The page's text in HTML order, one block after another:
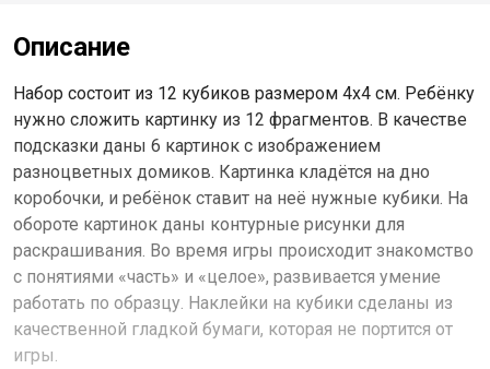
Описание
Набор состоит из 12 кубиков размером 4х4 см. Ребёнку
нужно сложить картинку из 12 фрагментов. В качестве
подсказки даны 6 картинок с изображением
разноцветных домиков. Картинка кладётся на дно
коробочки, и ребёнок ставит на неё нужные кубики. На
обороте картинок даны контурные рисунки для
раскрашивания. Во время игры происходит знакомство
с понятиями «часть» и «целое», развивается умение
работать по образцу. Наклейки на кубики сделаны из
качественной гладкой бумаги, которая не портится от
игры.